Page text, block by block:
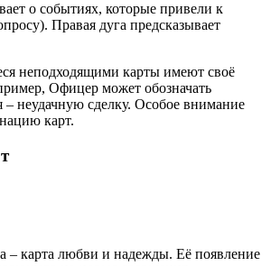
о событиях, которые привели к
Правая дуга предсказывает
неподходящими карты имеют своё
Офицер может обозначать
– неудачную сделку. Особое внимание
карт.
– карта любви и надежды. Её появление